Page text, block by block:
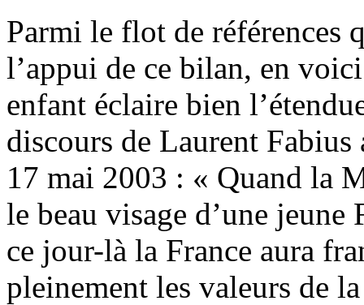
Parmi le flot de références
l’appui de ce bilan, en
enfant éclaire bien
discours de Laurent
17 mai 2003 : « Quand la
le beau visage d’une
ce jour-là la France aura
pleinement les valeurs de